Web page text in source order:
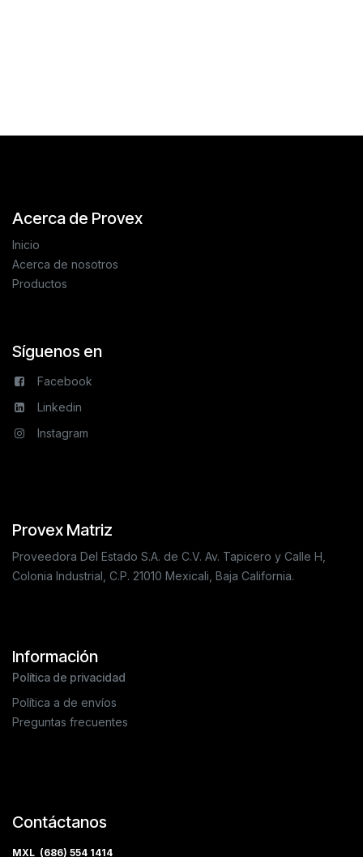
Acerca de Provex
Inicio
Acerca de nosotros
Productos
Síguenos en
Facebook
Linkedin
Instagram
Provex Matriz
Proveedora Del Estado S.A. de C.V. Av. Tapicero y Calle H,
Colonia Industrial, C.P. 21010 Mexicali, Baja California.
Información
Política de privacidad
Política a de envíos
Preguntas frecuentes
Contáctanos
MXL (686) 554 1414